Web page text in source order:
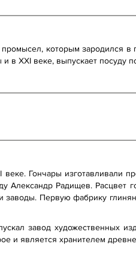
которым зародился
в XXI веке, выпускает посуду
Гончары изготавливали
Александр Радищев.
заводы. Первую фабрику
завод художественных
и является хранителем